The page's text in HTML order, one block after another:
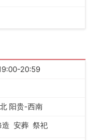
20:59
阳贵-西南
造 安葬 祭祀